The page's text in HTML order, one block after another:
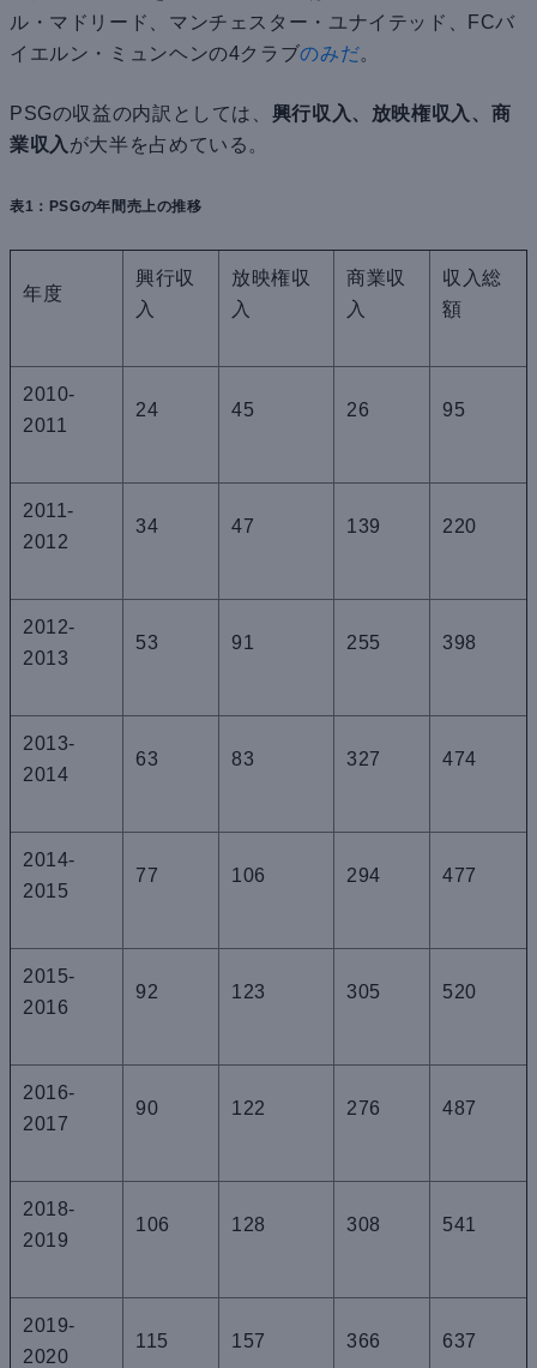
ル・マドリード、マンチェスター・ユナイテッド、FCバ
イエルン・ミュンヘンの4クラブのみだ。
PSGの収益の内訳としては、 興行収入、放映権収入、商
業収入 が大半を占めている。
表1：PSGの年間売上の推移
年度
興行収
入
放映権収
入
商業収
入
収入総
額
2010-
2011
24 45 26 95
2011-
2012
34 47 139 220
2012-
2013
53 91 255 398
2013-
2014
63 83 327 474
2014-
2015
77 106 294 477
2015-
2016
92 123 305 520
2016-
2017
90 122 276 487
2018-
2019
106 128 308 541
2019-
2020
115 157 366 637